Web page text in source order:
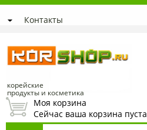
Контакты
корейские
продукты и косметика
Моя корзина
Сейчас ваша корзина пуста